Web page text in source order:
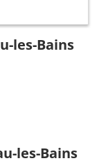
les-Bains
les-Bains